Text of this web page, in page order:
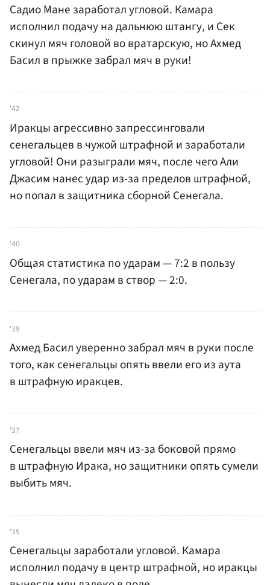
Садио Мане заработал угловой. Камара
исполнил подачу на дальнюю штангу, и Сек
скинул мяч головой во вратарскую, но Ахмед
Басил в прыжке забрал мяч в руки!
'42
Иракцы агрессивно запрессинговали
сенегальцев в чужой штрафной и заработали
угловой! Они разыграли мяч, после чего Али
Джасим нанес удар из-за пределов штрафной,
но попал в защитника сборной Сенегала.
'40
Общая статистика по ударам — 7:2 в пользу
Сенегала, по ударам в створ — 2:0.
'39
Ахмед Басил уверенно забрал мяч в руки после
того, как сенегальцы опять ввели его из аута
в штрафную иракцев.
'37
Сенегальцы ввели мяч из-за боковой прямо
в штрафную Ирака, но защитники опять сумели
выбить мяч.
'35
Сенегальцы заработали угловой. Камара
исполнил подачу в центр штрафной, но иракцы